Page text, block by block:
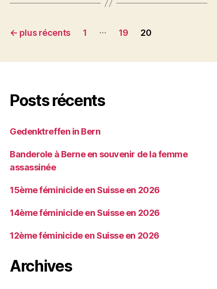
Pagination
publications
← plus récents 1 … 19 20
Posts récents
Gedenktreffen in Bern
Banderole à Berne en souvenir de la femme
assassinée
15ème féminicide en Suisse en 2026
14ème féminicide en Suisse en 2026
12ème féminicide en Suisse en 2026
Archives